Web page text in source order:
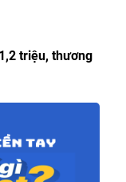
triệu, thương